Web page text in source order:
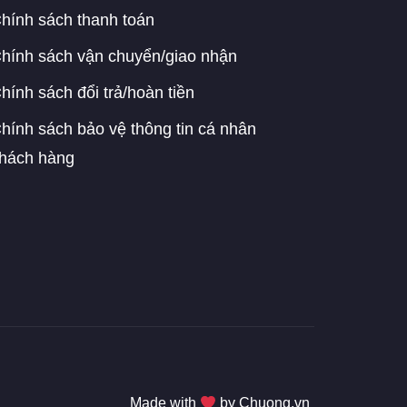
sách thanh toán
sách vận chuyển/giao nhận
sách đổi trả/hoàn tiền
sách bảo vệ thông tin cá nhân
hàng
Made with by Chuong.vn